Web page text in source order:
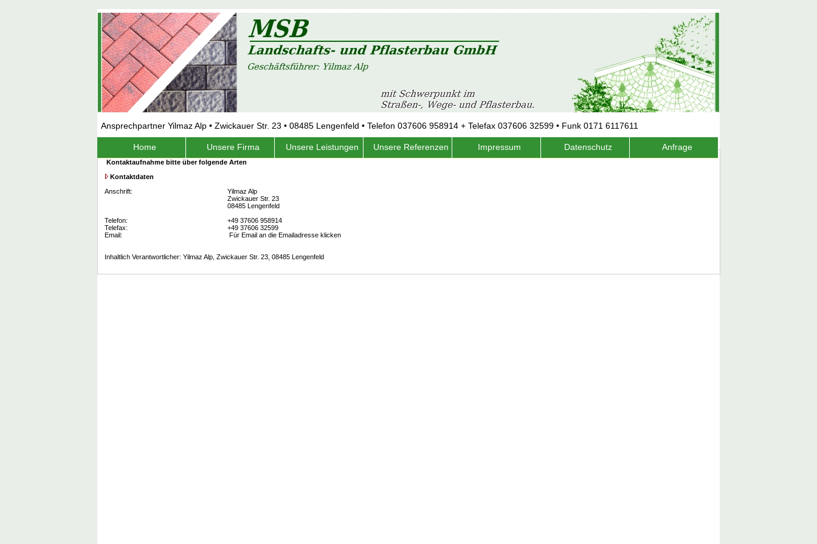
Ansprechpartner Yilmaz Alp • Zwickauer Str. 23 • 08485 Lengenfeld • Telefon 037606 958914 + Telefax 037606 32599 • Funk 0171 6117611
Home Unsere Firma Unsere Leistungen Unsere Referenzen Impressum Datenschutz Anfrage
Kontaktaufnahme bitte über folgende Arten
Kontaktdaten
Anschrift:
Yilmaz Alp
Zwickauer Str. 23
08485 Lengenfeld
Telefon:
+49 37606 958914
Telefax:
+49 37606 32599
Email:
Für Email an die Emailadresse klicken
Inhaltlich Verantwortlicher: Yilmaz Alp, Zwickauer Str. 23, 08485 Lengenfeld